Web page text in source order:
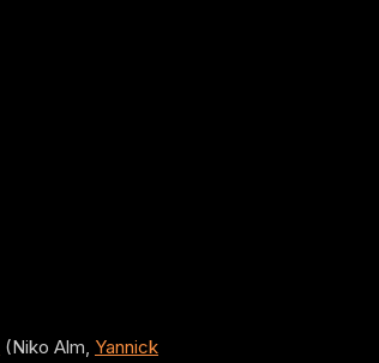
(Niko Alm, Yannick